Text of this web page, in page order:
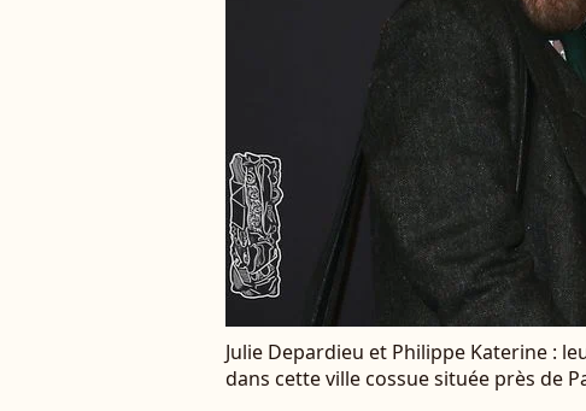
Julie Depardieu et Philippe Katerine :
dans cette ville cossue située près de